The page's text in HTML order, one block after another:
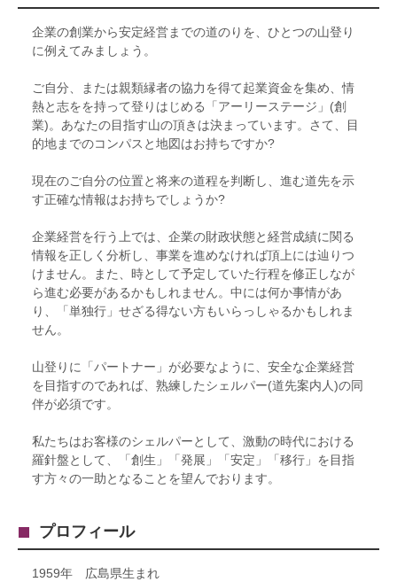
企業の創業から安定経営までの道のりを、ひとつの山登り
に例えてみましょう。
ご自分、または親類縁者の協力を得て起業資金を集め、情
熱と志をを持って登りはじめる「アーリーステージ」(創
業)。あなたの目指す山の頂きは決まっています。さて、目
的地までのコンパスと地図はお持ちですか?
現在のご自分の位置と将来の道程を判断し、進む道先を示
す正確な情報はお持ちでしょうか?
企業経営を行う上では、企業の財政状態と経営成績に関る
情報を正しく分析し、事業を進めなければ頂上には辿りつ
けません。また、時として予定していた行程を修正しなが
ら進む必要があるかもしれません。中には何か事情があ
り、「単独行」せざる得ない方もいらっしゃるかもしれま
せん。
山登りに「パートナー」が必要なように、安全な企業経営
を目指すのであれば、熟練したシェルパー(道先案内人)の同
伴が必須です。
私たちはお客様のシェルパーとして、激動の時代における
羅針盤として、「創生」「発展」「安定」「移行」を目指
す方々の一助となることを望んでおります。
プロフィール
1959年 広島県生まれ